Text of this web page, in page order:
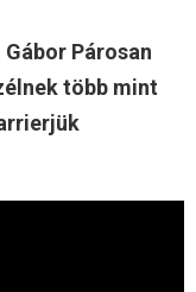
Párosan
több mint